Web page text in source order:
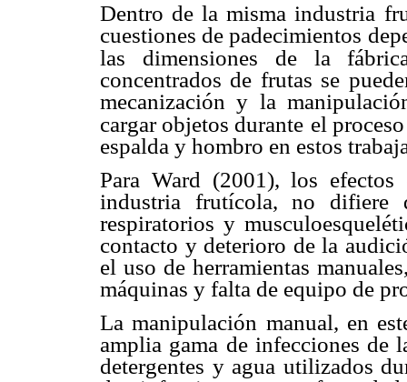
Dentro de la misma industria
cuestiones de padecimientos
las dimensiones
de la
concentrados de frutas se
mecanización y la
cargar objetos durante el
espalda y hombro en estos
Para Ward (2001), los
industria frutícola, no difiere
respiratorios y
contacto y deterioro de la
el uso de herramientas
máquinas y falta de equipo de
La manipulación manual, en
amplia gama de infecciones de
detergentes y agua utilizados